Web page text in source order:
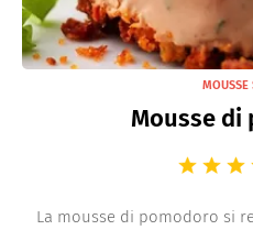
MOUSSE
Mousse di
La mousse di pomodoro si